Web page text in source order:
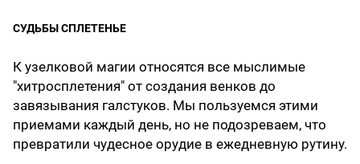
СУДЬБЫ СПЛЕТЕНЬЕ
К узелковой магии относятся все мыслимые
"хитросплетения" от создания венков до
завязывания галстуков. Мы пользуемся этими
приемами каждый день, но не подозреваем, что
превратили чудесное орудие в ежедневную рутину.